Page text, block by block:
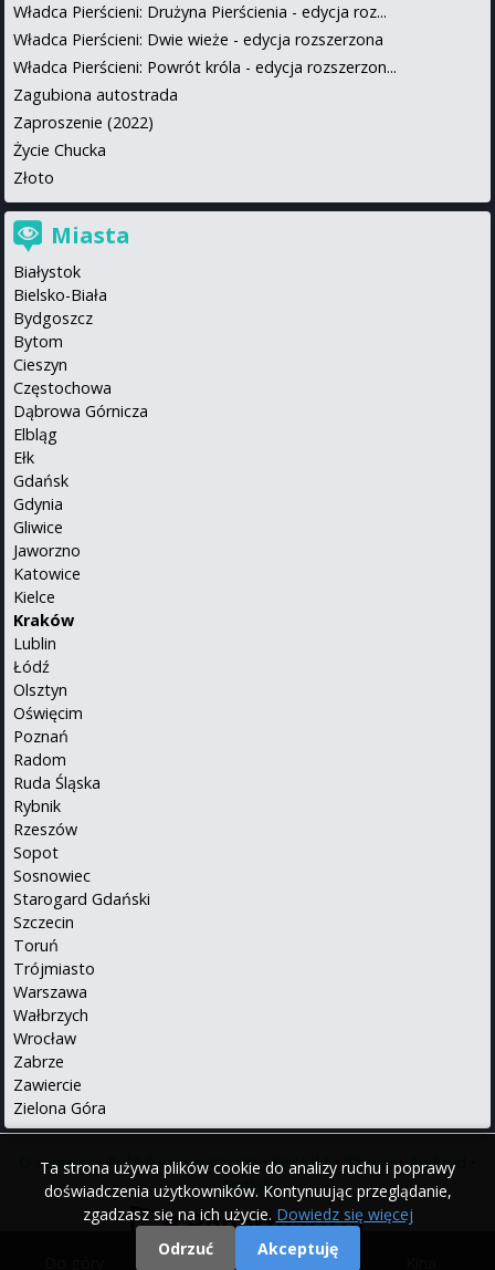
Ta strona używa plików cookie do analizy ruchu i poprawy
doświadczenia użytkowników. Kontynuując przeglądanie,
zgadzasz się na ich użycie. Dowiedz się więcej
Odrzuć
Akceptuję
Władca Pierścieni: Drużyna Pierścienia - edycja roz...
Władca Pierścieni: Dwie wieże - edycja rozszerzona
Władca Pierścieni: Powrót króla - edycja rozszerzon...
Zagubiona autostrada
Zaproszenie (2022)
Życie Chucka
Złoto
Miasta
Białystok
Bielsko-Biała
Bydgoszcz
Bytom
Cieszyn
Częstochowa
Dąbrowa Górnicza
Elbląg
Ełk
Gdańsk
Gdynia
Gliwice
Jaworzno
Katowice
Kielce
Kraków
Lublin
Łódź
Olsztyn
Oświęcim
Poznań
Radom
Ruda Śląska
Rybnik
Rzeszów
Sopot
Sosnowiec
Starogard Gdański
Szczecin
Toruń
Trójmiasto
Warszawa
Wałbrzych
Wrocław
Zabrze
Zawiercie
Zielona Góra
|
O serwisie•Polityka prywatności•Kontakt•iPhone•Android
English
© 2000 - 2026 Repertuary.pl